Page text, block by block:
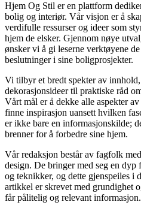
Hjem Og Stil er en plattform
bolig og interiør. Vår visjon er å
verdifulle ressurser og ideer som
hjem de elsker. Gjennom nøye
ønsker vi å gi leserne verktøyene
beslutninger i sine boligprosjekter.
Vi tilbyr et bredt spekter av
dekorasjonsideer til praktiske råd
Vårt mål er å dekke alle aspekter
finne inspirasjon uansett hvilken
er ikke bare en informasjonskilde;
brenner for å forbedre sine hjem.
Vår redaksjon består av fagfolk
design. De bringer med seg en dyp
og teknikker, og dette gjenspeiles i
artikkel er skrevet med grundighet
får pålitelig og relevant informasjon.